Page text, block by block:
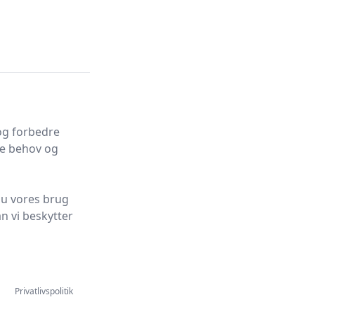
forbedre
behov og
vores brug
vi beskytter
Privatlivspolitik